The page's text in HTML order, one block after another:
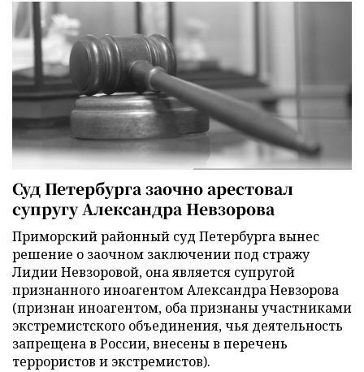
Суд Петербурга заочно арестовал
супругу Александра Невзорова
Приморский районный суд Петербурга вынес
решение о заочном заключении под стражу
Лидии Невзоровой, она является супругой
признанного иноагентом Александра Невзорова
(признан иноагентом, оба признаны участниками
экстремистского объединения, чья деятельность
запрещена в России, внесены в перечень
террористов и экстремистов).